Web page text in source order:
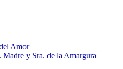
Amor
Madre y Sra. de la Amargura